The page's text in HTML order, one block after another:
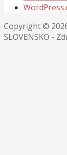
Copyright © 2026
SLOVENSKO -